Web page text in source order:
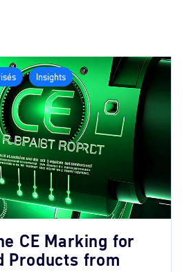
Insights
CE Marking for
Products from